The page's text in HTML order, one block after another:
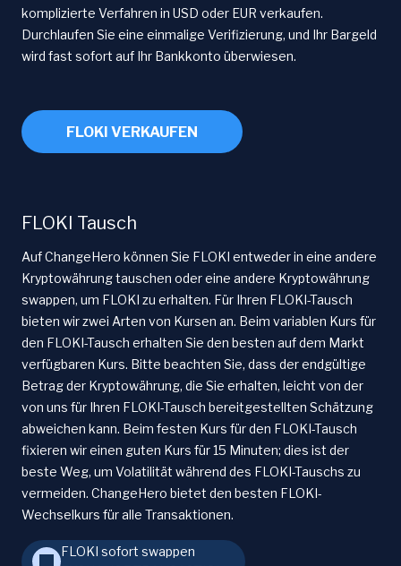
komplizierte Verfahren in USD oder EUR verkaufen.
Durchlaufen Sie eine einmalige Verifizierung, und Ihr Bargeld
wird fast sofort auf Ihr Bankkonto überwiesen.
FLOKI VERKAUFEN
FLOKI Tausch
Auf ChangeHero können Sie FLOKI entweder in eine andere
Kryptowährung tauschen oder eine andere Kryptowährung
swappen, um FLOKI zu erhalten. Für Ihren FLOKI-Tausch
bieten wir zwei Arten von Kursen an. Beim variablen Kurs für
den FLOKI-Tausch erhalten Sie den besten auf dem Markt
verfügbaren Kurs. Bitte beachten Sie, dass der endgültige
Betrag der Kryptowährung, die Sie erhalten, leicht von der
von uns für Ihren FLOKI-Tausch bereitgestellten Schätzung
abweichen kann. Beim festen Kurs für den FLOKI-Tausch
fixieren wir einen guten Kurs für 15 Minuten; dies ist der
beste Weg, um Volatilität während des FLOKI-Tauschs zu
vermeiden. ChangeHero bietet den besten FLOKI-
Wechselkurs für alle Transaktionen.
FLOKI sofort swappen